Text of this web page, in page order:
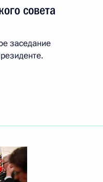
совета
заседание